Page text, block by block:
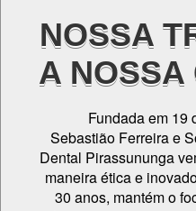
NOSSA
A NOSSA
Fundada em 19
Sebastião Ferreira e
Dental Pirassununga
maneira ética e
30 anos, mantém o